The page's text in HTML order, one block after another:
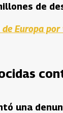
de
Europa
una